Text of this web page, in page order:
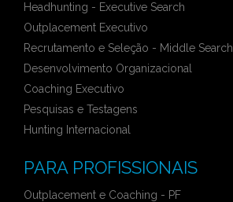
Headhunting - Executive Search
Outplacement Executivo
Recrutamento e Seleção - Middle Search
Desenvolvimento Organizacional
Coaching Executivo
Pesquisas e Testagens
Hunting Internacional
PARA PROFISSIONAIS
Outplacement e Coaching - PF